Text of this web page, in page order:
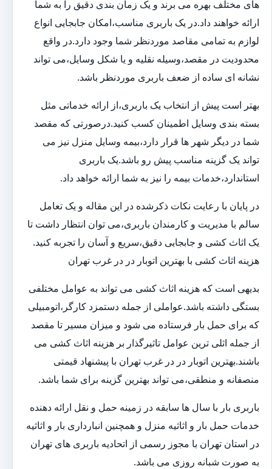
های مختلف بهره می برند و یک زمان بندی دقیق را به شما
ارائه خواهند داد.در یک باربری مناسب،امکان جابجایی انواع
لوازم به تمامی مقاصد موردنظر شما وجود دارد.در واقع
محدودیت در مقصد،وسیله نقلیه و یا شکل وسایل،می تواند
نشانه ای ساده از ضعف باربری موردنظر باشد.
بهتر است پیش از انتخاب یک باربری،از ارائه خدماتی مثل
بسته بندی وسایل اطمینان کسب کنید.درصورتی که مقصد
شما در دیگر شهر ها قرار دارد،بیمه وسایل منزل نیز می
تواند یک گزینه مناسب پیش رو باشد.یک باربری
استاندارد،خدمات بیمه را نیز به شما ارائه خواهد داد.
در پایان با رعایت نکات ذکرشده در این مقاله و یک تعامل
سالم با مدیریت و کارمندان باربری،می توان انتظار داشت تا
یک اثاث کشی و جابجایی دقیق،سریع و آسان را تجربه کنید.
هزینه اثاث کشی با بهترین اتوبار در در غرب تهران
بدیهی است که هزینه اثاث کشی می تواند به عوامل مختلفی
بستگی داشته باشد.عواملی از جمله دستمزد کارگر،اتومبیلی
که برای حمل بار فرستاده می شود و میزان مسیر تا مقصد
از جمله اثلی ترین عوامل تاثیرگذار بر هزینه اثاث کشی می
باشند.بهترین اتوبار در در غرب تهران با پیشنهاد قیمتی
منصفانه و منطقی،می تواند بهترین گزینه برای شما باشد.
باربری بار با سال ها سابقه در زمینه حمل و نقل ارائه دهنده
خدمات حمل بار و اثاثیه منزل و همچنین انبارداری بار و اثاثیه
در استان تهران با مجوز رسمی از اتحادیه باربری های تهران
به صورت شبانه روزی می باشد.